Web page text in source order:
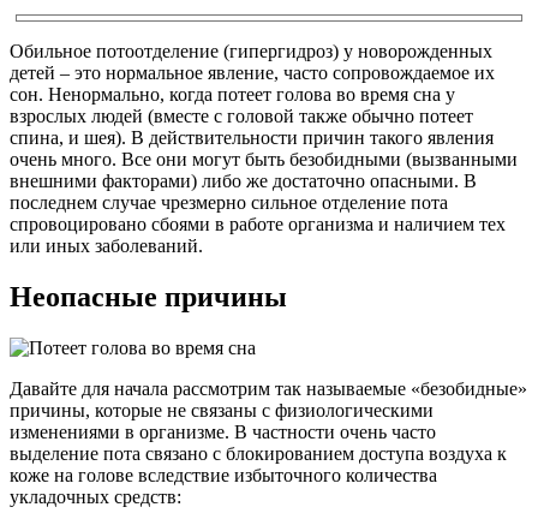
Обильное потоотделение (гипергидроз) у новорожденных
детей – это нормальное явление, часто сопровождаемое их
сон. Ненормально, когда потеет голова во время сна у
взрослых людей (вместе с головой также обычно потеет
спина, и шея). В действительности причин такого явления
очень много. Все они могут быть безобидными (вызванными
внешними факторами) либо же достаточно опасными. В
последнем случае чрезмерно сильное отделение пота
спровоцировано сбоями в работе организма и наличием тех
или иных заболеваний.
Неопасные причины
Давайте для начала рассмотрим так называемые «безобидные»
причины, которые не связаны с физиологическими
изменениями в организме. В частности очень часто
выделение пота связано с блокированием доступа воздуха к
коже на голове вследствие избыточного количества
укладочных средств: